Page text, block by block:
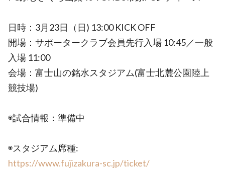
日時：3月23日（日) 13:00 KICK OFF
開場：サポータークラブ会員先行入場 10:45／一般
入場 11:00
会場：富士山の銘水スタジアム(富士北麓公園陸上
競技場)
◉試合情報：準備中
◉スタジアム席種:
https://www.fujizakura-sc.jp/ticket/